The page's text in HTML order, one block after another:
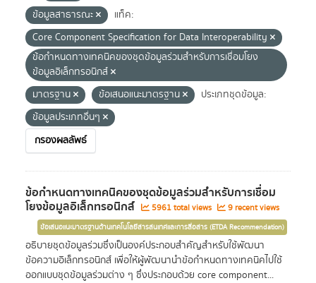
ข้อมูลสาธารณะ
แท็ค:
Core Component Specification for Data Interoperability
ข้อกำหนดทางเทคนิคของชุดข้อมูลร่วมสำหรับการเชื่อมโยง
ข้อมูลอิเล็กทรอนิกส์
มาตรฐาน
ข้อเสนอแนะมาตรฐาน
ประเภทชุดข้อมูล:
ข้อมูลประเภทอื่นๆ
กรองผลลัพธ์
ข้อกำหนดทางเทคนิคของชุดข้อมูลร่วมสำหรับการเชื่อม
โยงข้อมูลอิเล็กทรอนิกส์ 5961 total views 9 recent views
ข้อเสนอแนะมาตรฐานด้านเทคโนโลยีสารสนเทศและการสื่อสาร (ETDA Recommendation)
อธิบายชุดข้อมูลร่วมซึ่งเป็นองค์ประกอบสำคัญสำหรับใช้พัฒนา
ข้อความอิเล็กทรอนิกส์ เพื่อให้ผู้พัฒนานำข้อกำหนดทางเทคนิคไปใช้
ออกแบบชุดข้อมูลร่วมต่าง ๆ ซึ่งประกอบด้วย core component...